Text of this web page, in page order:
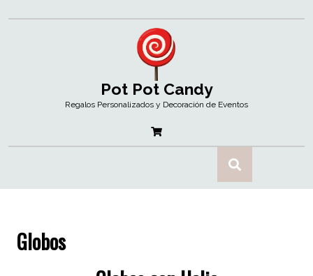
Pot Pot Candy
Regalos Personalizados y Decoración de Eventos
Globos